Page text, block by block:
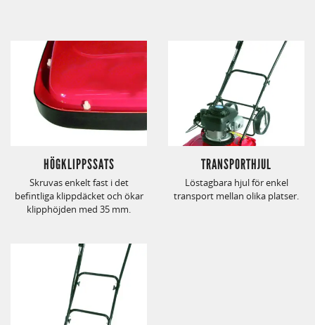
HÖGKLIPPSSATS
Skruvas enkelt fast i det
befintliga klippdäcket och ökar
klipphöjden med 35 mm.
TRANSPORTHJUL
Löstagbara hjul för enkel
transport mellan olika platser.